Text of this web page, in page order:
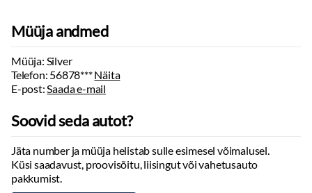
Sportpakett
Sisustus
Taskud esiistmete seljatugedes
Multimeedia
Ekraan:ees, puutetundlik
Apple CarPlay
Android Auto
Müüja andmed
Müüja: Silver
Telefon: 56878***Näita
E-post:Saada e-mail
Soovid seda autot?
Jäta number ja müüja helistab sulle esimesel võimalusel.
Küsi saadavust, proovisõitu, liisingut või vahetusauto
pakkumist.